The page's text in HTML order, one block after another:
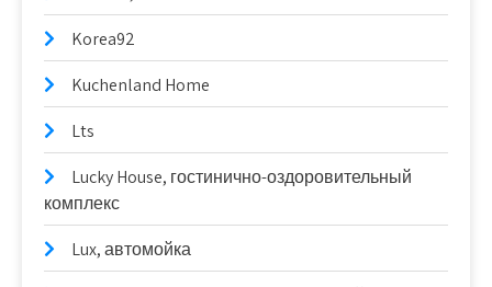
Korea92
Kuchenland Home
Lts
Lucky House, гостинично-оздоровительный
комплекс
Lux, автомойка